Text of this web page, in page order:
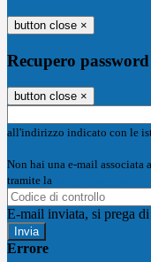
button close ×
Recupero password
button close ×
all'indirizzo indicato con le
Non hai una e-mail associata
tramite la
E-mail inviata, si prega
Errore